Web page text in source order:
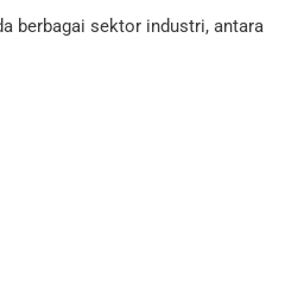
berbagai sektor industri, antara